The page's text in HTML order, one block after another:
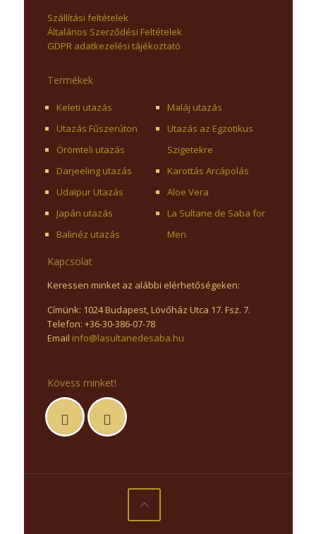
Szállítási feltételek
Általános Szerződési Feltételek
GDPR adatkezelési tájékoztató
Termékek
Keleti utazás
Utazás Fűszerúton
Örömteli utazás
Darjeeling utazás
Udaïpur Utazás
Japán utazás
Balinéz utazás
Maláj utazás
Utazás az Egzotikus
Szigetekre
Karottás Arcápolás
Aloe Vera
La Sultane de Saba for
Men
Kapcsolat
Keressen minket az alábbi elérhetőségeken:
Címünk: 1024 Budapest, Lövőház Utca 17. Fsz. 7.
Telefon: +36-30-386-07-78
Email info@lasultanedesaba.hu
Kövess minket!